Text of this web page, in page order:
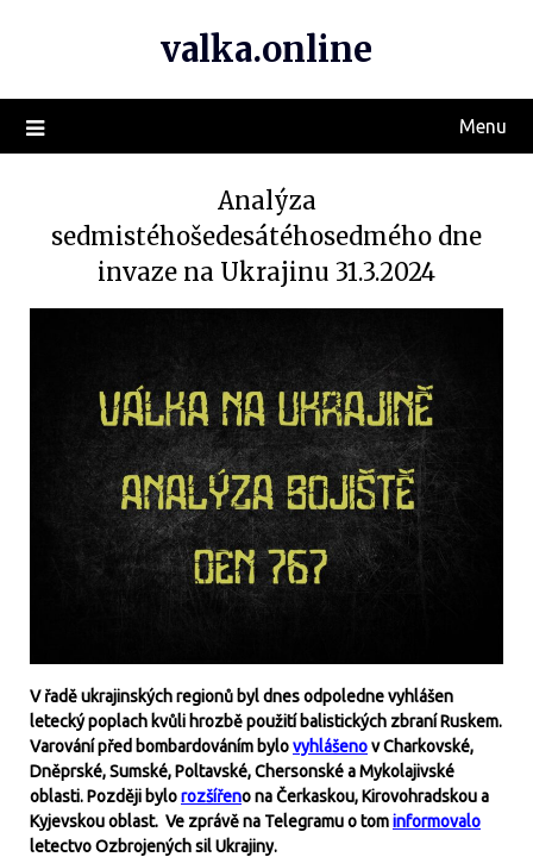
valka.online
Menu
Analýza
sedmistéhošedesátéhosedmého dne
invaze na Ukrajinu 31.3.2024
V řadě ukrajinských regionů byl dnes odpoledne vyhlášen
letecký poplach kvůli hrozbě použití balistických zbraní Ruskem.
Varování před bombardováním bylovyhlášenov Charkovské,
Dněprské, Sumské, Poltavské, Chersonské a Mykolajivské
oblasti. Později bylorozšířeno na Čerkaskou, Kirovohradskou a
Kyjevskou oblast. Ve zprávě na Telegramu o tominformovalo
letectvo Ozbrojených sil Ukrajiny.